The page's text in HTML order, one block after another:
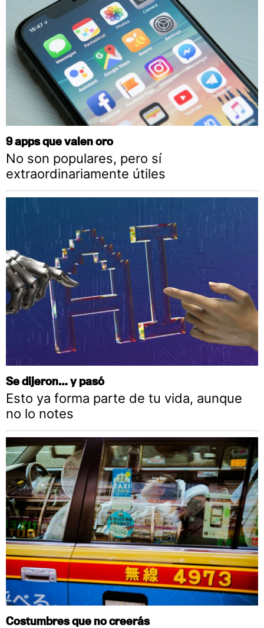
9 apps que valen oro
No son populares, pero sí
extraordinariamente útiles
Se dijeron… y pasó
Esto ya forma parte de tu vida, aunque
no lo notes
Costumbres que no creerás